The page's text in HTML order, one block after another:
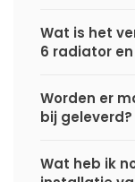
Wat is het
6 radiator
Worden er
bij geleverd?
Wat heb ik